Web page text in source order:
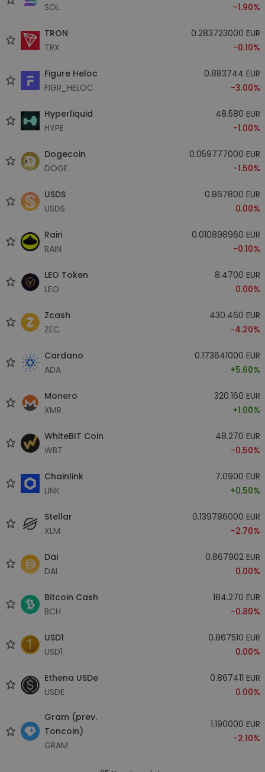
SOL
-1.90%
TRON
TRX
0.283723000 EUR
-0.10%
Figure Heloc
FIGR_HELOC
0.883744 EUR
-3.00%
Hyperliquid
HYPE
48.580 EUR
-1.00%
Dogecoin
DOGE
0.059777000 EUR
-1.50%
USDS
USDS
0.867800 EUR
0.00%
Rain
RAIN
0.010898960 EUR
-0.10%
LEO Token
LEO
8.4700 EUR
0.00%
Zcash
ZEC
430.460 EUR
-4.20%
Cardano
ADA
0.173641000 EUR
+5.60%
Monero
XMR
320.160 EUR
+1.00%
WhiteBIT Coin
WBT
48.270 EUR
-0.50%
Chainlink
LINK
7.0900 EUR
+0.50%
Stellar
XLM
0.139786000 EUR
-2.70%
Dai
DAI
0.867902 EUR
0.00%
Bitcoin Cash
BCH
184.270 EUR
-0.80%
USD1
USD1
0.867510 EUR
0.00%
Ethena USDe
USDE
0.867411 EUR
0.00%
Gram (prev.
Toncoin)
GRAM
1.190000 EUR
-2.10%